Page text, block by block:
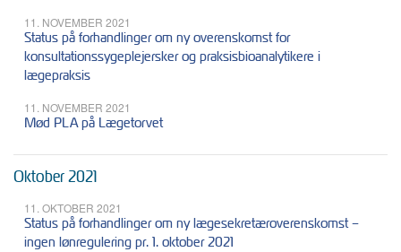
11. NOVEMBER 2021
Status på forhandlinger om ny overenskomst for
konsultationssygeplejersker og praksisbioanalytikere i
lægepraksis
11. NOVEMBER 2021
Mød PLA på Lægetorvet
Oktober 2021
11. OKTOBER 2021
Status på forhandlinger om ny lægesekretæroverenskomst –
ingen lønregulering pr. 1. oktober 2021